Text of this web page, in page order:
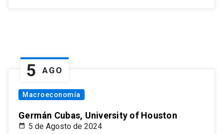
5 AGO
Macroeconomía
Germán Cubas, University of Houston
5 de Agosto de 2024